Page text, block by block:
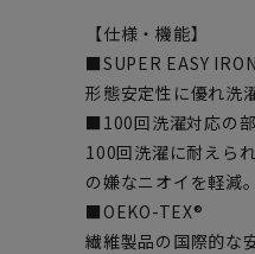
【仕様・機能】
■SUPER EASY IRON
形態安定性に優れ洗
■100回洗濯対応の
100回洗濯に耐えら
の嫌なニオイを軽減。
■OEKO-TEX®
繊維製品の国際的な